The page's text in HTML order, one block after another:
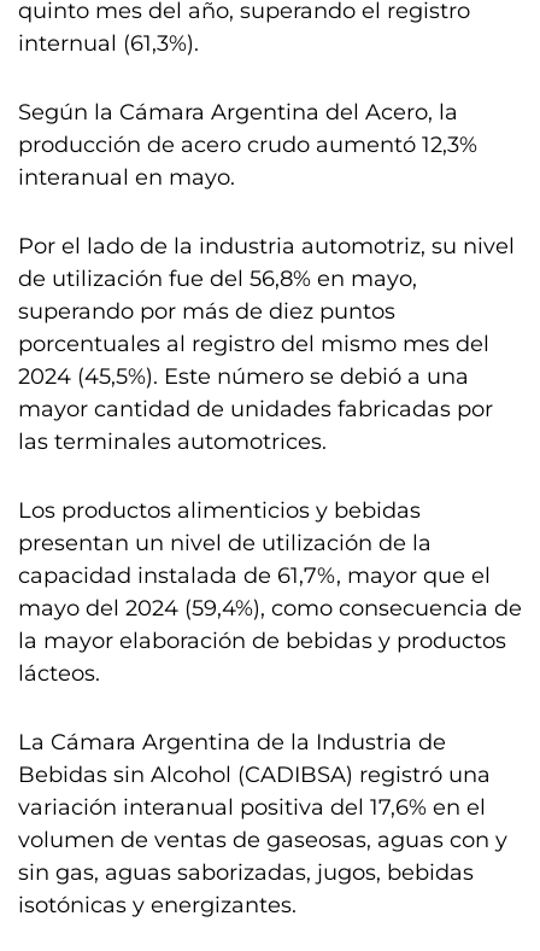
quinto mes del año, superando el registro
internual (61,3%).
Según la Cámara Argentina del Acero, la
producción de acero crudo aumentó 12,3%
interanual en mayo.
Por el lado de la industria automotriz, su nivel
de utilización fue del 56,8% en mayo,
superando por más de diez puntos
porcentuales al registro del mismo mes del
2024 (45,5%). Este número se debió a una
mayor cantidad de unidades fabricadas por
las terminales automotrices.
Los productos alimenticios y bebidas
presentan un nivel de utilización de la
capacidad instalada de 61,7%, mayor que el
mayo del 2024 (59,4%), como consecuencia de
la mayor elaboración de bebidas y productos
lácteos.
La Cámara Argentina de la Industria de
Bebidas sin Alcohol (CADIBSA) registró una
variación interanual positiva del 17,6% en el
volumen de ventas de gaseosas, aguas con y
sin gas, aguas saborizadas, jugos, bebidas
isotónicas y energizantes.